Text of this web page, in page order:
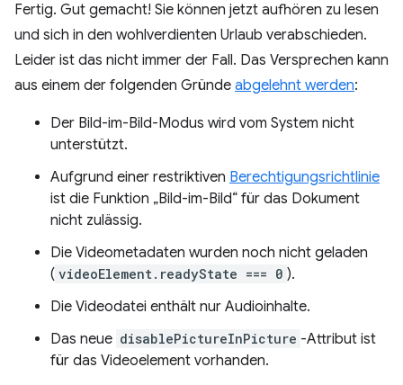
Fertig. Gut gemacht! Sie können jetzt aufhören zu lesen
und sich in den wohlverdienten Urlaub verabschieden.
Leider ist das nicht immer der Fall. Das Versprechen kann
aus einem der folgenden Gründe abgelehnt werden:
Der Bild-im-Bild-Modus wird vom System nicht
unterstützt.
Aufgrund einer restriktiven Berechtigungsrichtlinie
ist die Funktion „Bild-im-Bild“ für das Dokument
nicht zulässig.
Die Videometadaten wurden noch nicht geladen
( videoElement.readyState === 0 ).
Die Videodatei enthält nur Audioinhalte.
Das neue disablePictureInPicture -Attribut ist
für das Videoelement vorhanden.